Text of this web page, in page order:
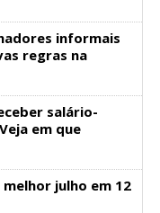
informais
regras na
salário-
em que
julho em 12